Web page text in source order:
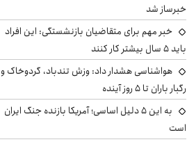
خبرساز شد
خبر مهم برای متقاضیان بازنشستگی: این افراد
باید ۵ سال بیشتر کار کنند
هواشناسی هشدار داد: وزش تندباد، گردوخاک و
رگبار باران تا ۵ روز آینده
به این ۵ دلیل اساسی؛ آمریکا بازنده جنگ ایران
است